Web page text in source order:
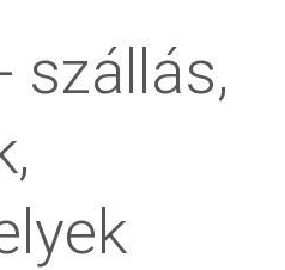
szállás,